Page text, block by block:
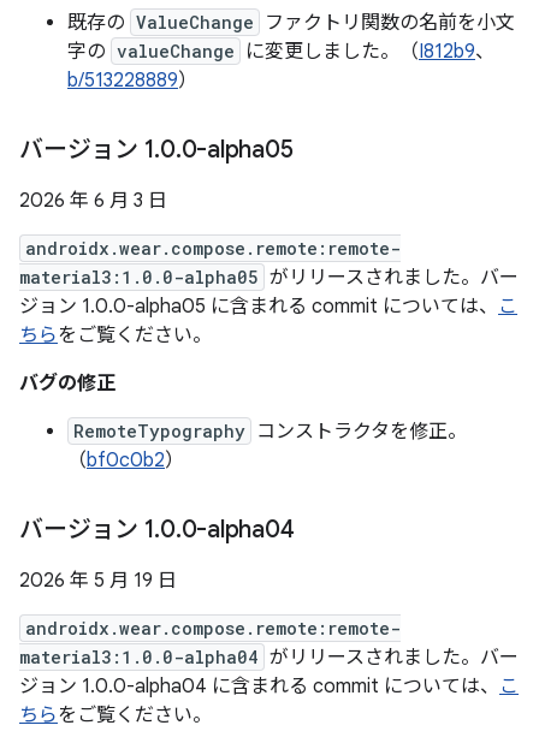
既存の ValueChange
ファクトリ関数の名前を小文
字の valueChange に変更しました。（I812b9、
b/513228889）
バージョン 1.0.0-alpha05
2026 年 6 月 3 日
androidx.wear.compose.remote:remote-
material3:1.0.0-alpha05 がリリースされました。バー
ジョン 1.0.0-alpha05 に含まれる commit については、 こ
ちらをご覧ください。
バグの修正
RemoteTypography コンストラクタを修正。
（bf0c0b2）
バージョン 1.0.0-alpha04
2026 年 5 月 19 日
androidx.wear.compose.remote:remote-
material3:1.0.0-alpha04 がリリースされました。バー
ジョン 1.0.0-alpha04 に含まれる commit については、 こ
ちらをご覧ください。